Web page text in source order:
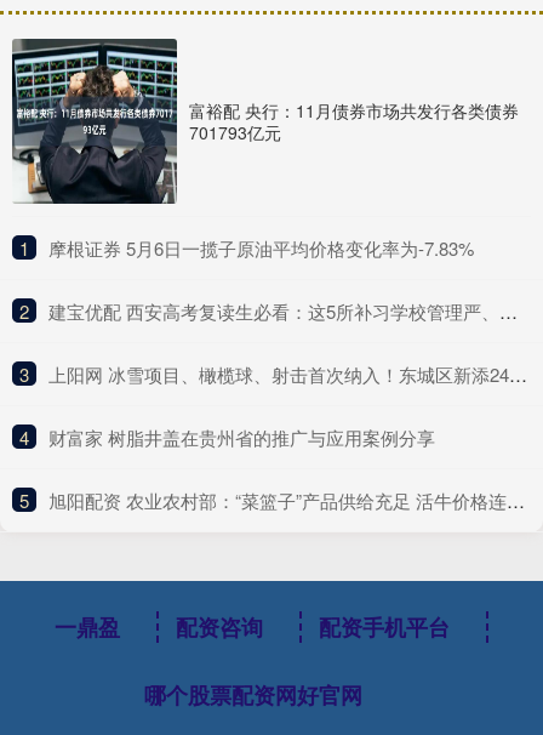
富裕配 央行：11月债券市场共发行各类债券
701793亿元
1 ​摩根证券 5月6日一揽子原油平均价格变化率为-7.83%
2 ​建宝优配 西安高考复读生必看：这5所补习学校管理严、提分快，口碑炸裂！
3 ​上阳网 冰雪项目、橄榄球、射击首次纳入！东城区新添24所体育传统项目学校
4 ​财富家 树脂井盖在贵州省的推广与应用案例分享
5 ​旭阳配资 农业农村部：“菜篮子”产品供给充足 活牛价格连续9周小幅回升
一鼎盈 配资咨询 配资手机平台
哪个股票配资网好官网